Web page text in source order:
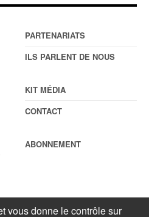
PARTENARIATS
ILS PARLENT DE NOUS
KIT MÉDIA
CONTACT
ABONNEMENT
interdite sans autorisation
vous donne le contrôle sur